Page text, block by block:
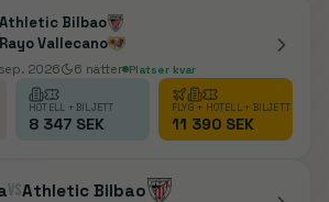
Athletic Bilbao
Rayo Vallecano
2026 6 nätter Platser kvar
HOTELL + BILJETT
8 347 SEK
FLYG + HOTELL + BILJETT
11 390 SEK
vsAthletic Bilbao